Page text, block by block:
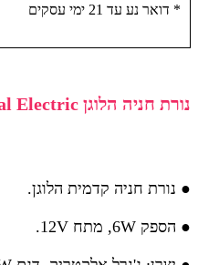
דואר נע עד 21 ימי עסקים *
נורת חניה הלוגן General Electric דגם H6W
● נורת חניה קדמית הלוגן.
● הספק 6W, מתח 12V.